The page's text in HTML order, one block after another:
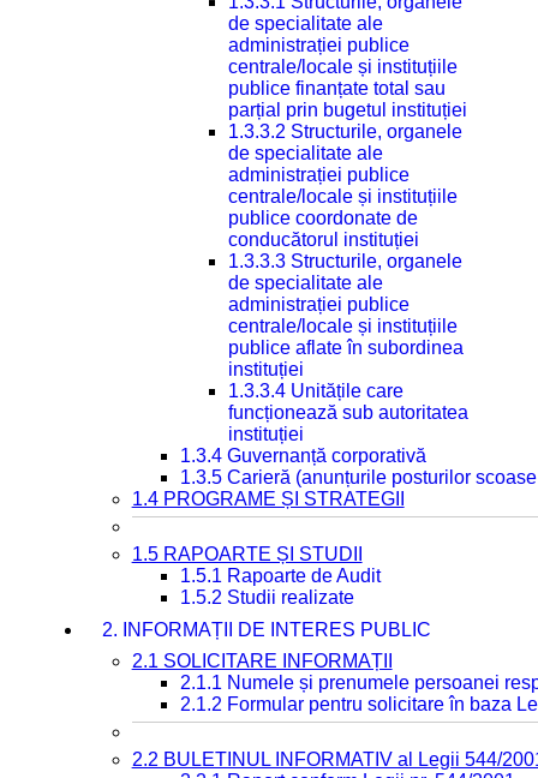
de specialitate ale
administrației publice
centrale/locale și instituțiile
publice finanțate total sau
parțial prin bugetul instituției
1.3.3.2 Structurile, organele
de specialitate ale
administrației publice
centrale/locale și instituțiile
publice coordonate de
conducătorul instituției
1.3.3.3 Structurile, organele
de specialitate ale
administrației publice
centrale/locale și instituțiile
publice aflate în subordinea
instituției
1.3.3.4 Unitățile care
funcționează sub autoritatea
instituției
1.3.4 Guvernanță corporativă
1.3.5 Carieră (anunțurile posturilor
1.4 PROGRAME ȘI STRATEGII
1.5 RAPOARTE ȘI STUDII
1.5.1 Rapoarte de Audit
1.5.2 Studii realizate
2. INFORMAȚII DE INTERES PUBLIC
2.1 SOLICITARE INFORMAȚII
2.1.1 Numele și prenumele persoanei
2.1.2 Formular pentru solicitare în baza
2.2 BULETINUL INFORMATIV al Legii 544/